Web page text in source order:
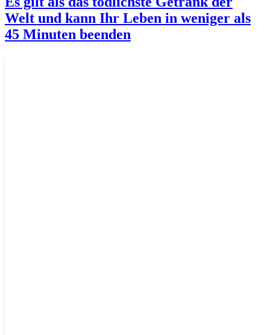
Welt und kann Ihr Leben in weniger als
45 Minuten beenden